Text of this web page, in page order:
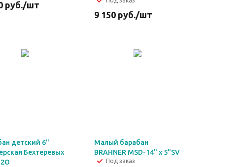
руб./шт
9 150руб./шт
детский 6"
Бехтеревых
Малый барабан
BRAHNER MSD-14" х 5"SV
Под заказ